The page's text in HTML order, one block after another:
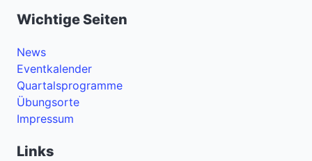
Wichtige Seiten
News
Eventkalender
Quartalsprogramme
Übungsorte
Impressum
Links